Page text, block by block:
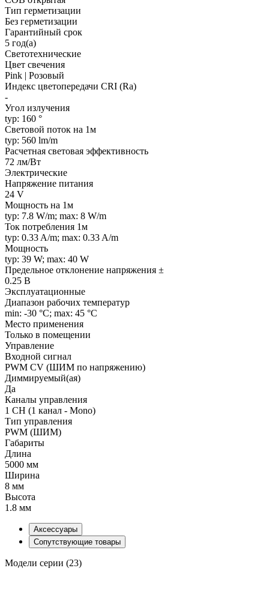
Тип герметизации
Без герметизации
Гарантийный срок
5 год(а)
Светотехнические
Цвет свечения
Pink | Розовый
Индекс цветопередачи CRI (Ra)
-
Угол излучения
typ: 160 °
Световой поток на 1м
typ: 560 lm/m
Расчетная световая эффективность
72 лм/Вт
Электрические
Напряжение питания
24 V
Мощность на 1м
typ: 7.8 W/m; max: 8 W/m
Ток потребления 1м
typ: 0.33 A/m; max: 0.33 A/m
Мощность
typ: 39 W; max: 40 W
Предельное отклонение напряжения ±
0.25 В
Эксплуатационные
Диапазон рабочих температур
min: -30 °C; max: 45 °C
Место применения
Только в помещении
Управление
Входной сигнал
PWM СV (ШИМ по напряжению)
Диммируемый(ая)
Да
Каналы управления
1 CH (1 канал - Mono)
Тип управления
PWM (ШИМ)
Габариты
Длина
5000 мм
Ширина
8 мм
Высота
1.8 мм
Аксессуары
Сопутствующие товары
Модели серии (23)